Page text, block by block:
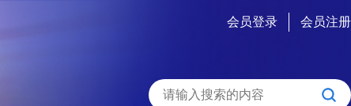
会员登录 会员注册